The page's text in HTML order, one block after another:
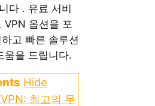
다 . 유료 서비
VPN 옵션을 포
고 빠른 솔루션
움을 드립니다.
Hide
최고의 무